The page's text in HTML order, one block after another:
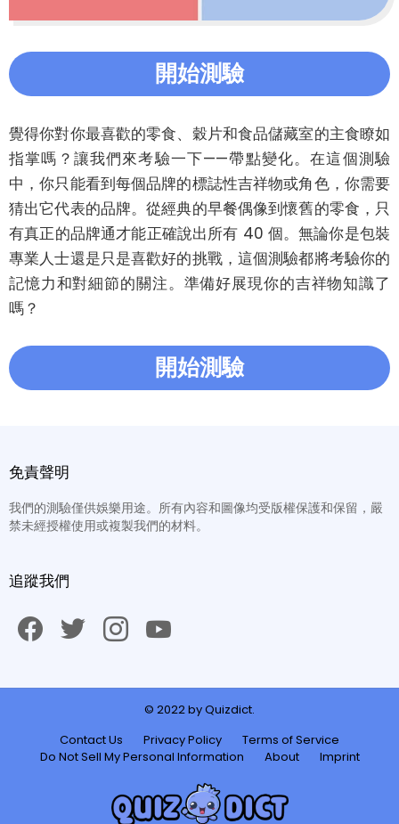
開始測驗
覺得你對你最喜歡的零食、穀片和食品儲藏室的主食瞭如
指掌嗎？讓我們來考驗一下——帶點變化。在這個測驗
中，你只能看到每個品牌的標誌性吉祥物或角色，你需要
猜出它代表的品牌。從經典的早餐偶像到懷舊的零食，只
有真正的品牌通才能正確說出所有 40 個。無論你是包裝
專業人士還是只是喜歡好的挑戰，這個測驗都將考驗你的
記憶力和對細節的關注。準備好展現你的吉祥物知識了
嗎？
開始測驗
免責聲明
我們的測驗僅供娛樂用途。所有內容和圖像均受版權保護和保留，嚴
禁未經授權使用或複製我們的材料。
追蹤我們
© 2022 by Quizdict.
Contact Us
Privacy Policy
Terms of Service
Do Not Sell My Personal Information
About Imprint